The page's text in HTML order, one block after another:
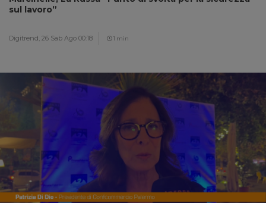
sul lavoro”
Digitrend, 26 Sab Ago 00:18 1 min